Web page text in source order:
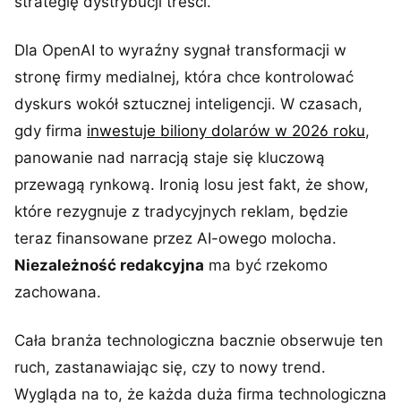
Dla OpenAI to wyraźny sygnał transformacji w
stronę firmy medialnej, która chce kontrolować
dyskurs wokół sztucznej inteligencji. W czasach,
gdy firma inwestuje biliony dolarów w 2026 roku,
panowanie nad narracją staje się kluczową
przewagą rynkową. Ironią losu jest fakt, że show,
które rezygnuje z tradycyjnych reklam, będzie
teraz finansowane przez AI-owego molocha.
Niezależność redakcyjna ma być rzekomo
zachowana.
Cała branża technologiczna bacznie obserwuje ten
ruch, zastanawiając się, czy to nowy trend.
Wygląda na to, że każda duża firma technologiczna